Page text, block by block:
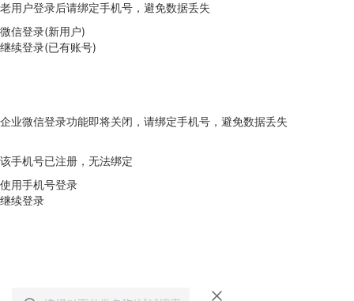
老用户登录后请绑定手机号，避免数据丢失
微信登录(新用户)
继续登录(已有账号)
企业微信登录功能即将关闭，请绑定手机号，避免数据丢失
该手机号已注册，无法绑定
使用手机号登录
继续登录